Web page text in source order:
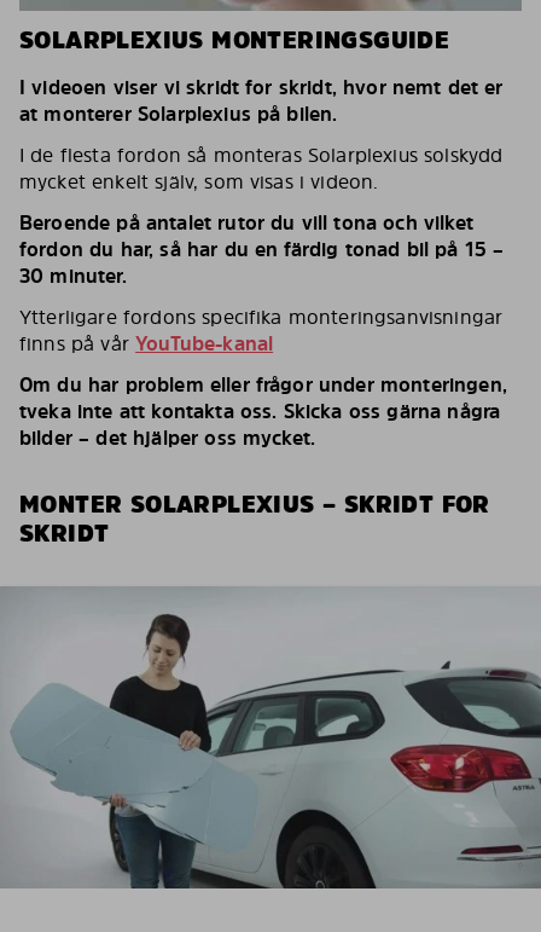
SOLARPLEXIUS MONTERINGSGUIDE
I videoen viser vi skridt for skridt, hvor nemt det er
at monterer Solarplexius på bilen.
I de flesta fordon så monteras Solarplexius solskydd
mycket enkelt själv, som visas i videon.
Beroende på antalet rutor du vill tona och vilket
fordon du har, så har du en färdig tonad bil på 15 –
30 minuter.
Ytterligare fordons specifika monteringsanvisningar
finns på vårYouTube-kanal
Om du har problem eller frågor under monteringen,
tveka inte att kontakta oss. Skicka oss gärna några
bilder – det hjälper oss mycket.
MONTER SOLARPLEXIUS – SKRIDT FOR
SKRIDT